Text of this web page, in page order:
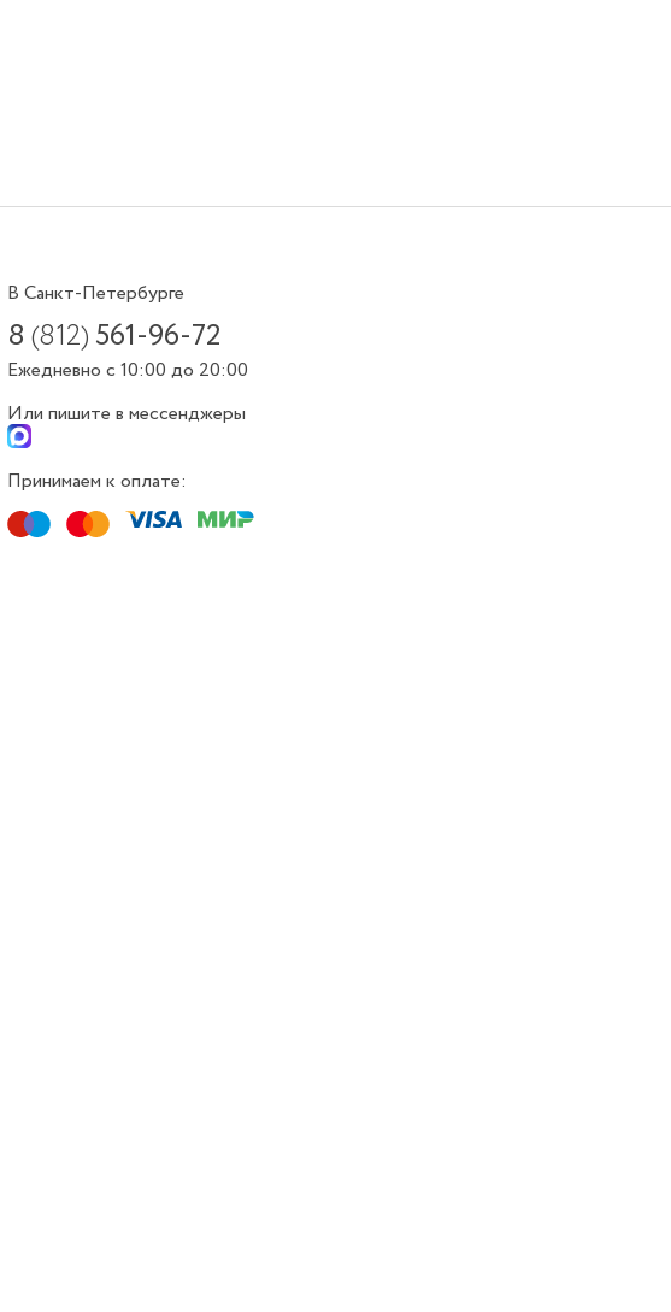
В Санкт-Петербурге
8(812) 561-96-72
Ежедневно с 10:00 до 20:00
Или пишите в мессенджеры
Принимаем к оплате: